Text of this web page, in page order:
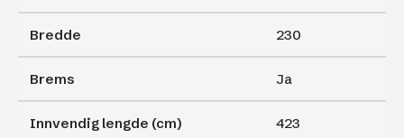
Bredde 230
Brems Ja
Innvendig lengde (cm) 423